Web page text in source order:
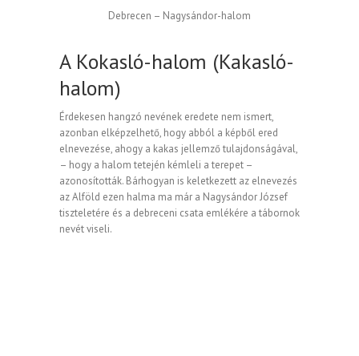
Debrecen – Nagysándor-halom
A Kokasló-halom (Kakasló-
halom)
Érdekesen hangzó nevének eredete nem ismert,
azonban elképzelhető, hogy abból a képből ered
elnevezése, ahogy a kakas jellemző tulajdonságával,
– hogy a halom tetején kémleli a terepet –
azonosították. Bárhogyan is keletkezett az elnevezés
az Alföld ezen halma ma már a Nagysándor József
tiszteletére és a debreceni csata emlékére a tábornok
nevét viseli.